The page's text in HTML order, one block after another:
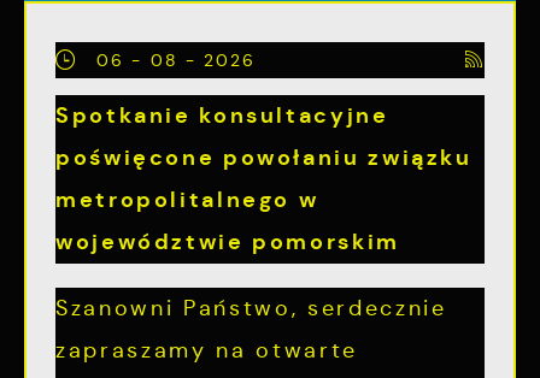
06 - 08 - 2026
Spotkanie konsultacyjne
poświęcone powołaniu związku
metropolitalnego w
województwie pomorskim
Szanowni Państwo, serdecznie
zapraszamy na otwarte